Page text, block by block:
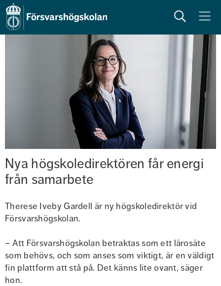
Sök Meny
Nya högskoledirektören får energi
från samarbete
Therese Iveby Gardell är ny högskoledirektör vid
Försvarshögskolan.
– Att Försvarshögskolan betraktas som ett lärosäte
som behövs, och som anses som viktigt, är en väldigt
fin plattform att stå på. Det känns lite ovant, säger
hon.